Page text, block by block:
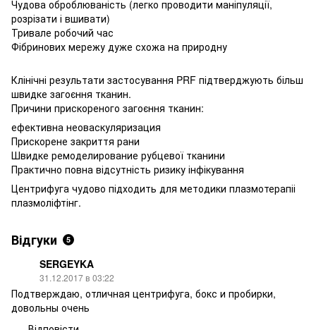
Чудова оброблюваність (легко проводити маніпуляції,
розрізати і вшивати)
Тривале робочий час
Фібринових мережу дуже схожа на природну
Клінічні результати застосування PRF підтверджують більш
швидке загоєння тканин.
Причини прискореного загоєння тканин:
ефективна неоваскуляризация
Прискорене закриття рани
Швидке ремоделирование рубцевої тканини
Практично повна відсутність ризику інфікування
Центрифуга чудово підходить для методики плазмотерапіі
плазмоліфтінг.
Відгуки 5
SERGEYKA
31.12.2017 в 03:22
Подтверждаю, отличная центрифуга, бокс и пробирки,
довольны очень